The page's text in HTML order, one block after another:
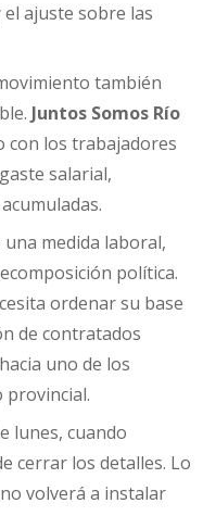
ajuste sobre las
también
Juntos Somos Río
con los trabajadores
salarial,
una medida laboral,
política.
ordenar su base
de contratados
uno de los
provincial.
lunes, cuando
cerrar los detalles. Lo
volverá a instalar